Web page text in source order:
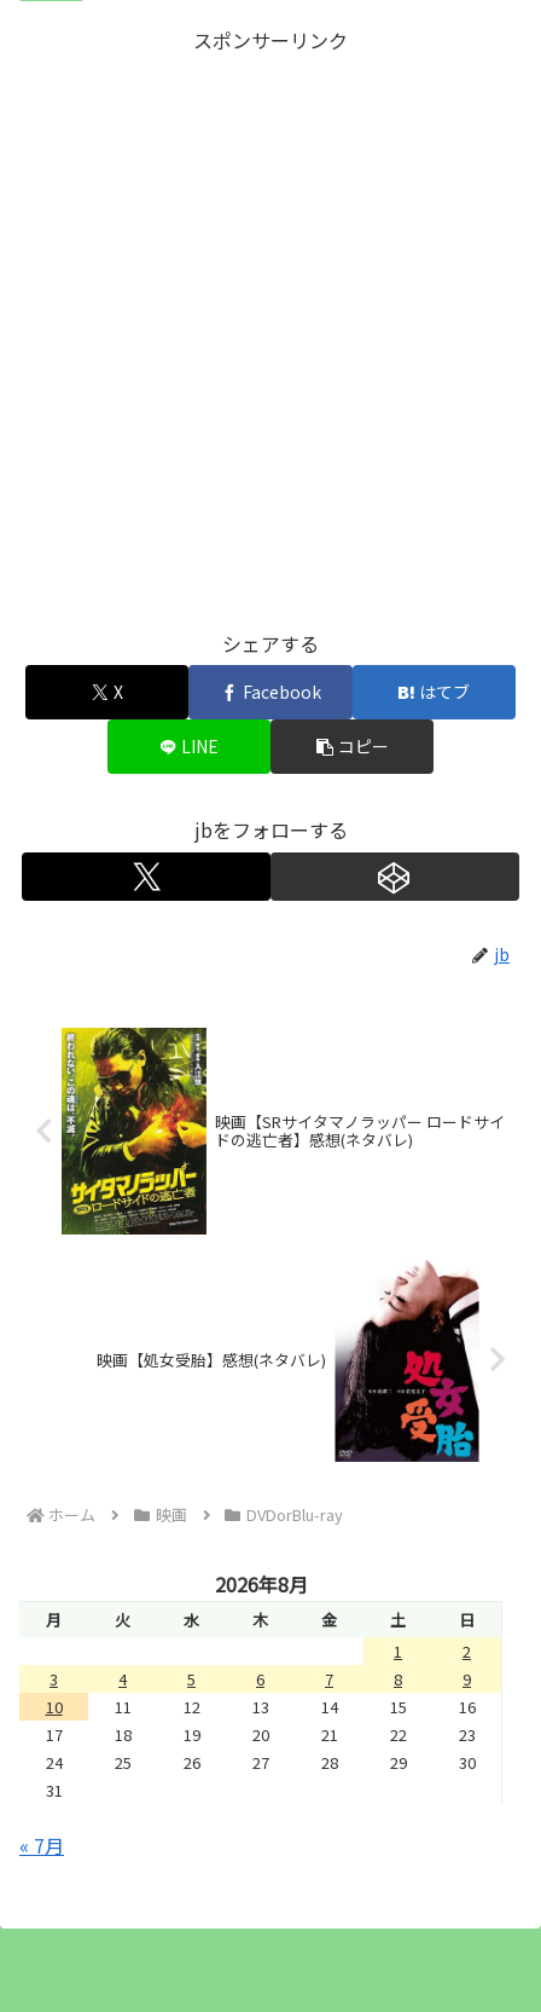
スポンサーリンク
シェアする
X Facebook はてブ
LINE コピー
jbをフォローする
jb
映画【SRサイタマノラッパー ロードサイ
ドの逃亡者】感想(ネタバレ)
映画【処女受胎】感想(ネタバレ)
ホーム 映画 DVDorBlu-ray
2026年8月
月 火 水 木 金 土
日
1
2
3
4 5 6 7 8
9
10
11 12 13 14 15
16
17
18 19 20 21 22
23
24
25 26 27 28 29
30
31
« 7月